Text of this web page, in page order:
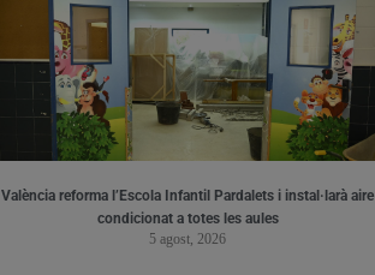
València reforma l’Escola Infantil Pardalets i instal·larà aire
condicionat a totes les aules
5 agost, 2026